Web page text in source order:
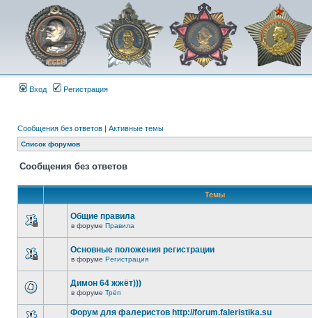
Вход Регистрация
Сообщения без ответов | Активные темы
Список форумов
Сообщения без ответов
Темы
Общие правила
в форуме Правила
Основные положения регистрации
в форуме Регистрация
Димон 64 жжёт)))
в форуме Трёп
Форум для фалеристов http://forum.faleristika.su